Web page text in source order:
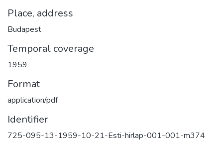
Place, address
Budapest
Temporal coverage
1959
Format
application/pdf
Identifier
725-095-13-1959-10-21-Esti-hirlap-001-001-m374